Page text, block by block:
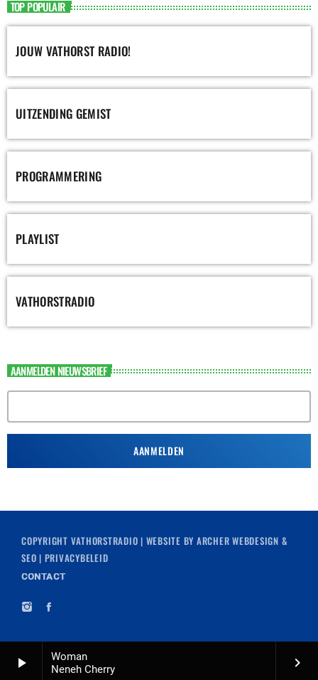
play_arrow
Woman
Neneh Cherry
keyboard_arrow_right
TOP POPULAIR
JOUW VATHORST RADIO!
UITZENDING GEMIST
PROGRAMMERING
PLAYLIST
VATHORSTRADIO
AANMELDEN NIEUWSBRIEF
COPYRIGHT VATHORSTRADIO | WEBSITE BY ARCHER WEBDESIGN &
SEO | PRIVACYBELEID
CONTACT